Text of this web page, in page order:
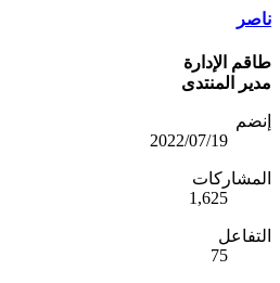
ناصر
طاقم الإدارة
مدير المنتدى
إنضم
2022/07/19
المشاركات
1,625
التفاعل
75